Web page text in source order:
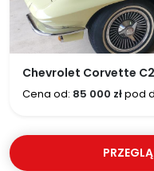
Chevrolet Corvette
Cena od: 85 000 złpod